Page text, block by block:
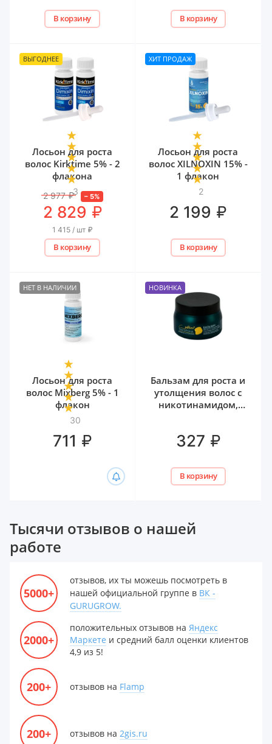
В корзину В корзину
ВЫГОДНЕЕ
3
Лосьон для роста
волос Kirktime 5% - 2
флакона
2 977 ₽ –5%
2 829 ₽
1 415 / шт ₽
В корзину
ХИТ ПРОДАЖ
2
Лосьон для роста
волос XILNOXIN 15% -
1 флакон
2 199 ₽
В корзину
НЕТ В НАЛИЧИИ
30
Лосьон для роста
волос Mixberg 5% - 1
флакон
711 ₽
НОВИНКА
Бальзам для роста и
утолщения волос с
никотинамидом,
300 мл
327 ₽
В корзину
Тысячи отзывов о нашей
работе
5000+
отзывов, их ты можешь посмотреть в
нашей официальной группе в ВК -
GURUGROW.
2000+
положительных отзывов на Яндекс
Маркете и средний балл оценки клиентов
4,9 из 5!
200+ отзывов на Flamp
200+ отзывов на 2gis.ru